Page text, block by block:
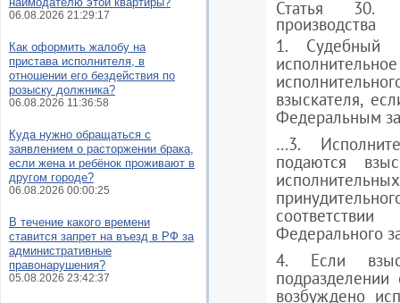
Статья 30.
производства
1. Судебный
взыскателя,
Федеральным
…3.
подаются
Федерального
4. Если
возбуждено
06.08.2026 21:29:17
Как оформить жалобу на
пристава исполнителя, в
отношении его бездействия по
розыску должника?
06.08.2026 11:36:58
Куда нужно обращаться с
заявлением о расторжении брака,
если жена и ребёнок проживают в
другом городе?
06.08.2026 00:00:25
В течение какого времени
ставится запрет на въезд в РФ за
административные
правонарушения?
05.08.2026 23:42:37